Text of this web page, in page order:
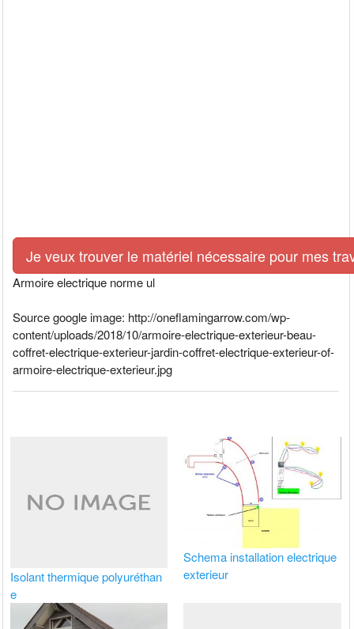
Je veux trouver le matériel nécessaire pour mes
Armoire electrique norme ul
Source google image: http://oneflamingarrow.com/wp-
content/uploads/2018/10/armoire-electrique-exterieur-beau-
coffret-electrique-exterieur-jardin-coffret-electrique-exterieur-of-
armoire-electrique-exterieur.jpg
Isolant thermique polyuréthan
e
Schema installation electrique
exterieur